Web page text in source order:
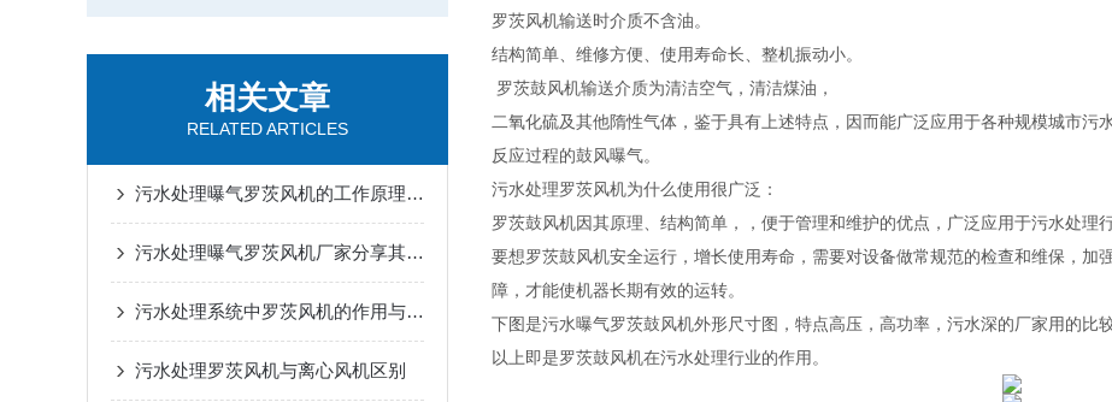
相关文章
RELATED ARTICLES
污水处理曝气罗茨风机的工作原理及结构特点
污水处理曝气罗茨风机厂家分享其特点及作用
污水处理系统中罗茨风机的作用与工作原理
污水处理罗茨风机与离心风机区别
罗茨风机输送时介质不含油。
结构简单、维修方便、使用寿命长、整机振动小。
罗茨鼓风机输送介质为清洁空气，清洁煤油，
二氧化硫及其他隋性气体，鉴于具有上述特点，因而能广泛应用于各种规模城市
反应过程的鼓风曝气。
污水处理罗茨风机为什么使用很广泛：
罗茨鼓风机因其原理、结构简单，，便于管理和维护的优点，广泛应用于污水处理行
要想罗茨鼓风机安全运行，增长使用寿命，需要对设备做常规范的检查和维保，加
障，才能使机器长期有效的运转。
下图是污水曝气罗茨鼓风机外形尺寸图，特点高压，高功率，污水深的厂家用的比较
以上即是罗茨鼓风机在污水处理行业的作用。